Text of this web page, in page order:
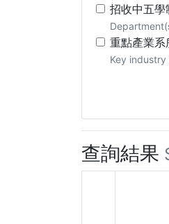
招收中五
重點產業系
Key
查詢結果